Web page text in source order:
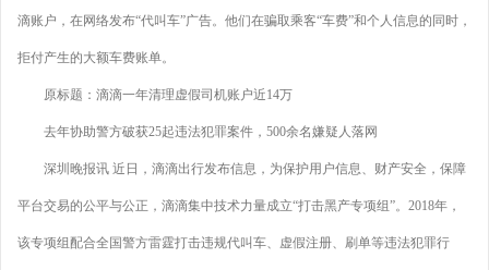
滴账户，在网络发布“代叫车”广告。他们在骗取乘客“车费”和个人信息的同时，
拒付产生的大额车费账单。
原标题：滴滴一年清理虚假司机账户近14万
去年协助警方破获25起违法犯罪案件，500余名嫌疑人落网
深圳晚报讯 近日，滴滴出行发布信息，为保护用户信息、财产安全，保障
平台交易的公平与公正，滴滴集中技术力量成立“打击黑产专项组”。2018年，
该专项组配合全国警方雷霆打击违规代叫车、虚假注册、刷单等违法犯罪行